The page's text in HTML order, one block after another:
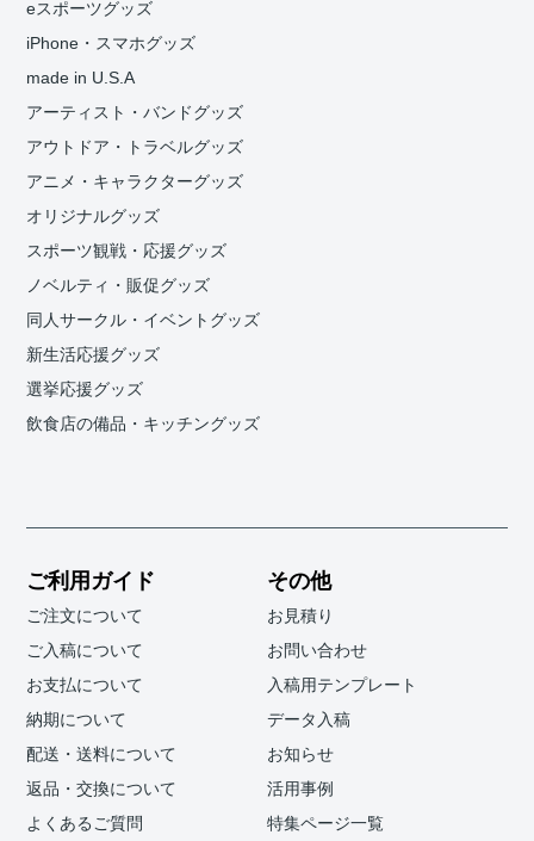
eスポーツグッズ
iPhone・スマホグッズ
made in U.S.A
アーティスト・バンドグッズ
アウトドア・トラベルグッズ
アニメ・キャラクターグッズ
オリジナルグッズ
スポーツ観戦・応援グッズ
ノベルティ・販促グッズ
同人サークル・イベントグッズ
新生活応援グッズ
選挙応援グッズ
飲食店の備品・キッチングッズ
ご利用ガイド
ご注文について
ご入稿について
お支払について
納期について
配送・送料について
返品・交換について
よくあるご質問
その他
お見積り
お問い合わせ
入稿用テンプレート
データ入稿
お知らせ
活用事例
特集ページ一覧